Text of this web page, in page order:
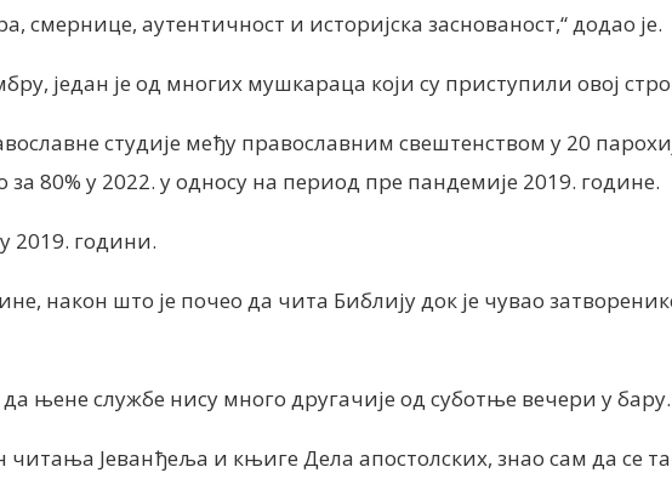
смернице, аутентичност и историјска заснованост,“ додао је.
један је од многих мушкараца који су приступили овој
студије међу православним свештенством у 20
80% у 2022. у односу на период пре пандемије 2019. године.
2019. години.
након што је почео да чита Библију док је чувао
њене службе нису много другачије од суботње вечери у бару.
Јеванђеља и књиге Дела апостолских, знао сам да се